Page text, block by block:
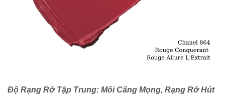
Độ Rạng Rỡ Tập Trung: Môi Căng Mọng, Rạng Rỡ Hút